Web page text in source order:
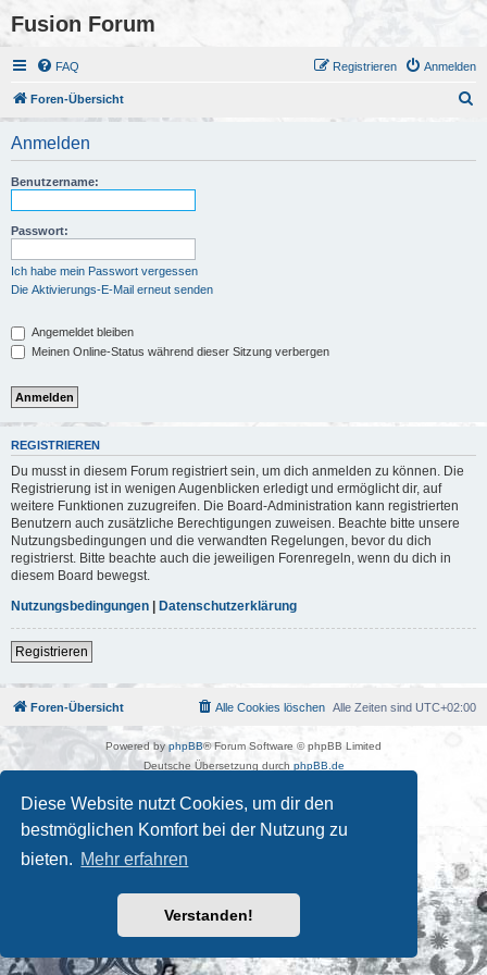
Diese Website nutzt Cookies, um dir den
bestmöglichen Komfort bei der Nutzung zu
bieten. Mehr erfahren
Verstanden!
Fusion Forum
FAQ Anmelden
Registrieren
Foren-Übersicht
Anmelden
Benutzername:
Passwort:
Ich habe mein Passwort vergessen
Die Aktivierungs-E-Mail erneut senden
Angemeldet bleiben
Meinen Online-Status während dieser Sitzung verbergen
REGISTRIEREN
Du musst in diesem Forum registriert sein, um dich anmelden zu können. Die
Registrierung ist in wenigen Augenblicken erledigt und ermöglicht dir, auf
weitere Funktionen zuzugreifen. Die Board-Administration kann registrierten
Benutzern auch zusätzliche Berechtigungen zuweisen. Beachte bitte unsere
Nutzungsbedingungen und die verwandten Regelungen, bevor du dich
registrierst. Bitte beachte auch die jeweiligen Forenregeln, wenn du dich in
diesem Board bewegst.
Nutzungsbedingungen | Datenschutzerklärung
Registrieren
Foren-Übersicht Alle Zeiten sind UTC+02:00
Alle Cookies löschen
Powered byphpBB® Forum Software © phpBB Limited
Deutsche Übersetzung durch phpBB.de
Datenschutz| Nutzungsbedingungen